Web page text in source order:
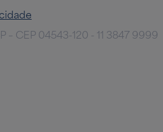
– CEP 04543-120 - 11 3847 9999